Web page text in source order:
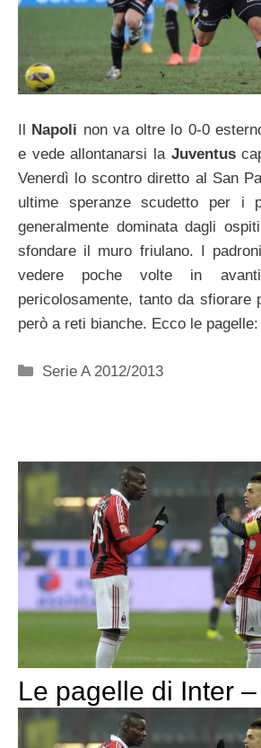
Il Napoli non va oltre lo 0-0
e vede allontanarsi la Juventus
Venerdì lo scontro diretto al San
ultime speranze scudetto per i
generalmente dominata dagli
sfondare il muro friulano. I
vedere poche volte in
pericolosamente, tanto da sfiorare
però a reti bianche. Ecco le pagelle:
Categorie
Serie A 2012/2013
Le pagelle di Inter